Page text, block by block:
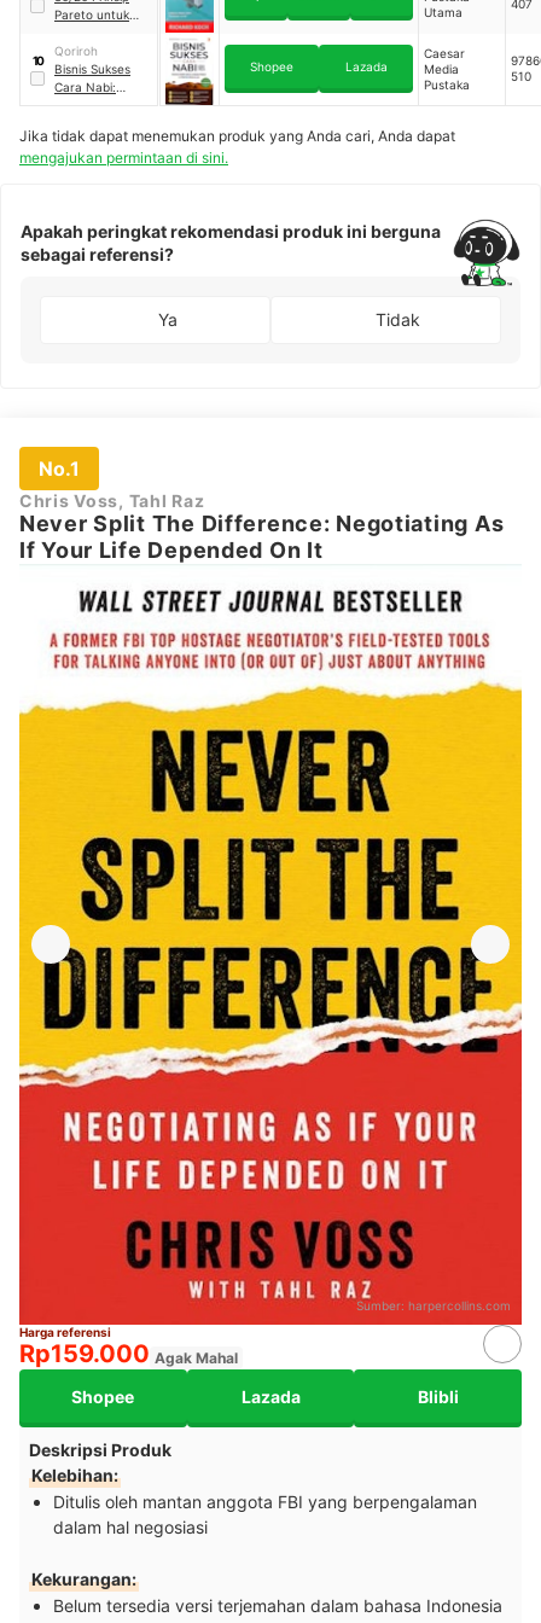
Pareto untuk
Hasil Luar Biasa
Tanpa Usaha
yang Luar Biasa
Utama
407
10
Qoriroh
Bisnis Sukses
Cara Nabi:
Rahasia Bisnis
Prinsip & Strategi
Rasulullah
Shopee Lazada
Caesar
Media
Pustaka
510
Jika tidak dapat menemukan produk yang Anda cari, Anda dapat
mengajukan permintaan di sini.
Apakah peringkat rekomendasi produk ini berguna
sebagai referensi?
Ya Tidak
No.1
Chris Voss, Tahl Raz
Never Split The Difference: Negotiating As
If Your Life Depended On It
Sumber: harpercollins.com
Harga referensi
Rp159.000 Agak Mahal
Shopee Lazada Blibli
Deskripsi Produk
Kelebihan:
Ditulis oleh mantan anggota FBI yang berpengalaman
dalam hal negosiasi
Kekurangan:
Belum tersedia versi terjemahan dalam bahasa Indonesia